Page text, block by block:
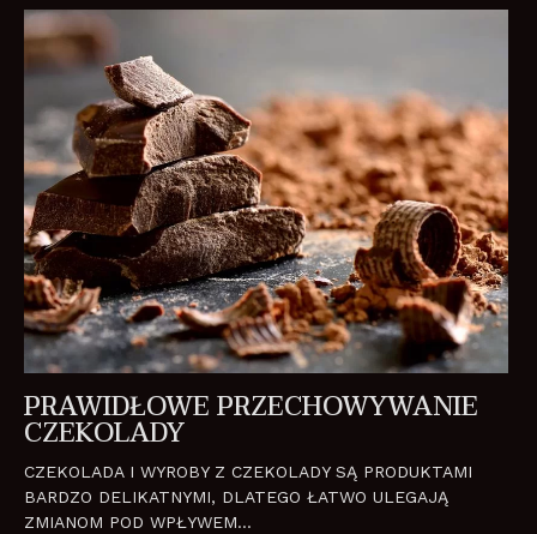
PRAWIDŁOWE PRZECHOWYWANIE
CZEKOLADY
CZEKOLADA I WYROBY Z CZEKOLADY SĄ PRODUKTAMI
BARDZO DELIKATNYMI, DLATEGO ŁATWO ULEGAJĄ
ZMIANOM POD WPŁYWEM...